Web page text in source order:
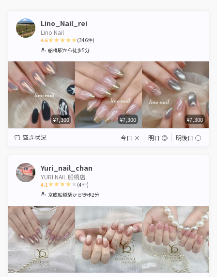
Lino_Nail_rei
Lino Nail
4.6
1 2 3 4 5
(346件)
船橋駅から徒歩5分
¥7,300 ¥7,300 ¥7,300
空き状況 今日 × 明日 ◎ 明後日 ◯
Yuri_nail_chan
YURI NAIL 船橋店
4.1
1 2 3 4 5
(4件)
京成船橋駅から徒歩2分